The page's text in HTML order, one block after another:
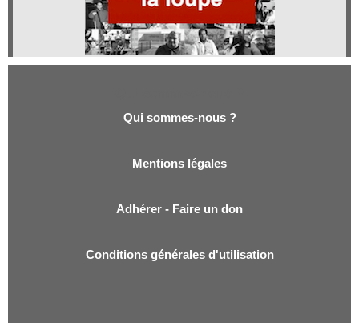
Qui sommes-nous ?
Mentions légales
Adhérer - Faire un don
Conditions générales d'utilisation